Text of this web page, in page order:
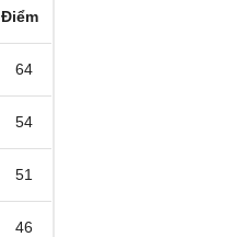
Điểm
64
54
51
46